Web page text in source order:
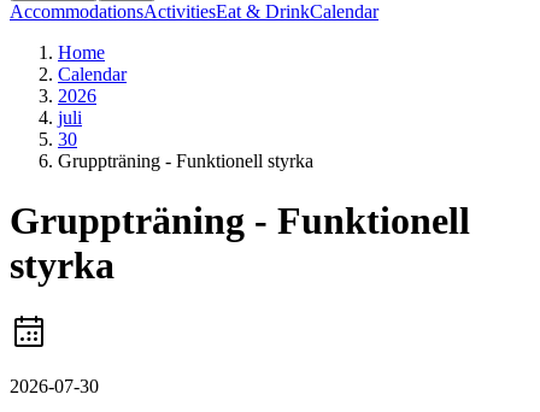
AccommodationsActivitiesEat & DrinkCalendar
Home
Calendar
2026
juli
30
Gruppträning - Funktionell styrka
Gruppträning - Funktionell
styrka
2026-07-30